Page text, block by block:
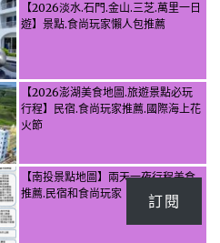
【2026淡水.石門.金山.三芝.萬里一日
遊】景點.食尚玩家懶人包推薦
【2026澎湖美食地圖.旅遊景點必玩
行程】民宿.食尚玩家推薦.國際海上花
火節
【南投景點地圖】兩天一夜行程美食
推薦.民宿和食尚玩家
訂閱